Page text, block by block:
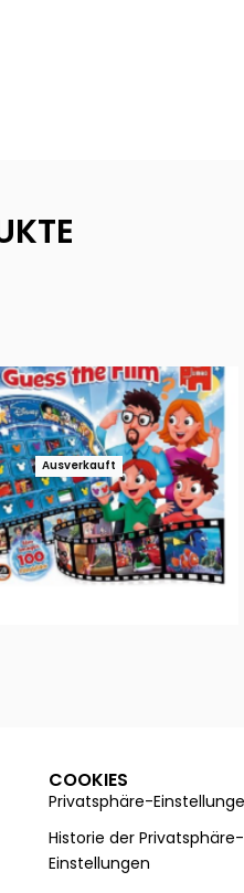
Ausverkauft
COOKIES
Privatsphäre-
Historie der Privatsphäre-
Einstellungen